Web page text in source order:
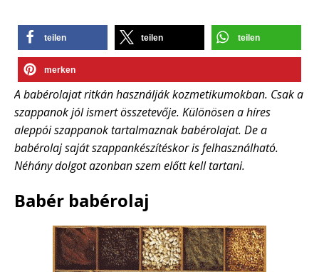
teilen teilen teilen
merken
A babérolajat ritkán használják kozmetikumokban. Csak a
szappanok jól ismert összetevője. Különösen a híres
aleppói szappanok tartalmaznak babérolajat. De a
babérolaj saját szappankészítéskor is felhasználható.
Néhány dolgot azonban szem előtt kell tartani.
Babér babérolaj